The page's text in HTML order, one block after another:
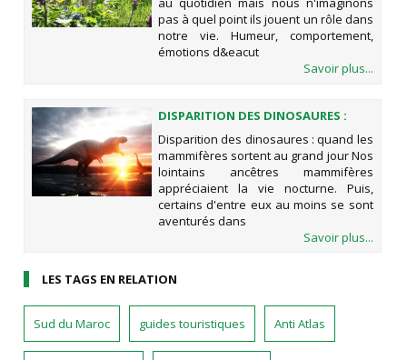
pas à quel point ils jouent un rôle dans
notre vie. Humeur, comportement,
émotions d&eacut
Savoir plus...
DISPARITION DES DINOSAURES :
QUAND LES MAMMIFÈRES SORTENT
AU GRAND JOUR
Disparition des dinosaures : quand les
mammifères sortent au grand jour Nos
lointains ancêtres mammifères
appréciaient la vie nocturne. Puis,
certains d'entre eux au moins se sont
aventurés dans
Savoir plus...
LES TAGS EN RELATION
Sud du Maroc guides touristiques Anti Atlas